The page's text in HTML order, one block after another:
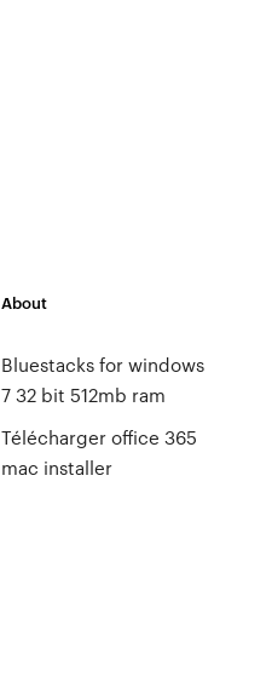
About
Bluestacks for windows
7 32 bit 512mb ram
Télécharger office 365
mac installer